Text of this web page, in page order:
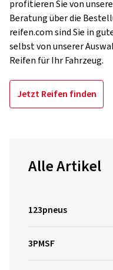
profitieren Sie von
Beratung über die
reifen.com sind Sie in
selbst von unserer
Reifen für Ihr Fahrzeug.
Jetzt Reifen finden
Alle Artikel
123pneus
3PMSF